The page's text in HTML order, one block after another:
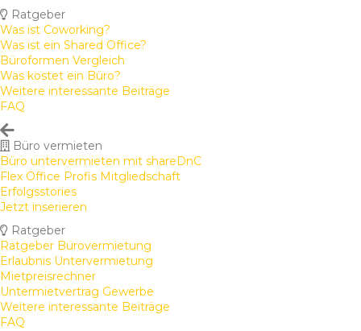
Ratgeber
Was ist Coworking?
Was ist ein Shared Office?
Büroformen Vergleich
Was kostet ein Büro?
Weitere interessante Beiträge
FAQ
Büro vermieten
Büro untervermieten mit shareDnC
Flex Office Profis Mitgliedschaft
Erfolgsstories
Jetzt inserieren
Ratgeber
Ratgeber Bürovermietung
Erlaubnis Untervermietung
Mietpreisrechner
Untermietvertrag Gewerbe
Weitere interessante Beiträge
FAQ